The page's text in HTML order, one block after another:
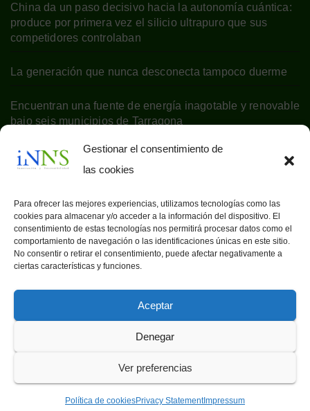
Gestionar el consentimiento de
las cookies
Para ofrecer las mejores experiencias, utilizamos tecnologías como las
cookies para almacenar y/o acceder a la información del dispositivo. El
consentimiento de estas tecnologías nos permitirá procesar datos como el
comportamiento de navegación o las identificaciones únicas en este sitio.
No consentir o retirar el consentimiento, puede afectar negativamente a
ciertas características y funciones.
Aceptar
Denegar
Ver preferencias
Política de cookiesPrivacy StatementImpressum
China da un paso decisivo hacia la autonomía cuántica:
produce por primera vez el silicio ultrapuro que sus
competidores controlaban
La generación que nunca desconecta tampoco duerme
Encuentran una fuente de energía inagotable y renovable
bajo seis municipios de Tarragona